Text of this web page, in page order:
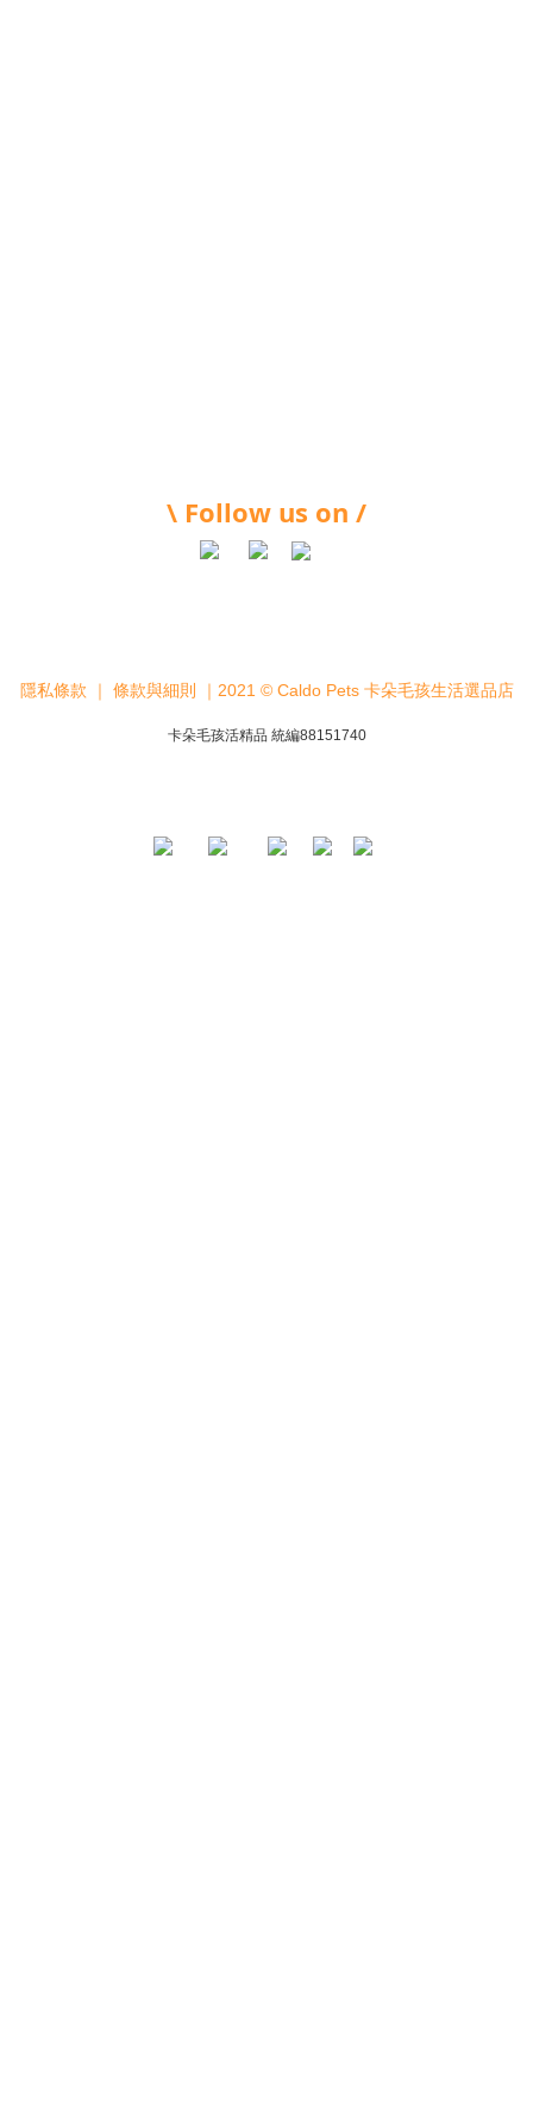
\ Follow us on /
隱私條款 ｜ 條款與細則 ｜2021 © Caldo Pets 卡朵毛孩生活選品店
卡朵毛孩活精品 統編88151740